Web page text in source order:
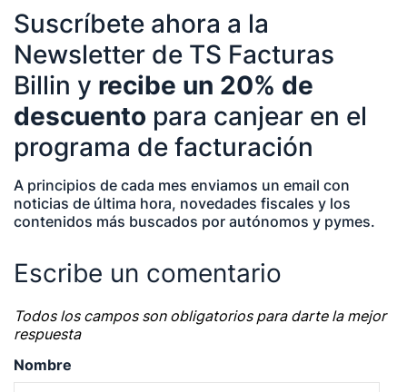
Temáticas de especialización
negocios | startups | contabilidad| fiscalidad |
empresas| asesorías| autonomos | emprendedores
| pequeños negocios | economía | ADE | pymes |
desarrollo de negocio
Suscríbete ahora a la
Newsletter de TS Facturas
Billin y recibe un 20% de
descuento para canjear en el
programa de facturación
A principios de cada mes enviamos un email con
noticias de última hora, novedades fiscales y los
contenidos más buscados por autónomos y pymes.
Escribe un comentario
Todos los campos son obligatorios para darte la mejor
respuesta
Nombre